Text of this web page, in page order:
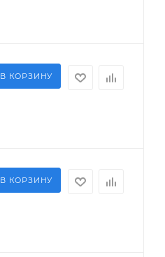
В КОРЗИНУ
В КОРЗИНУ